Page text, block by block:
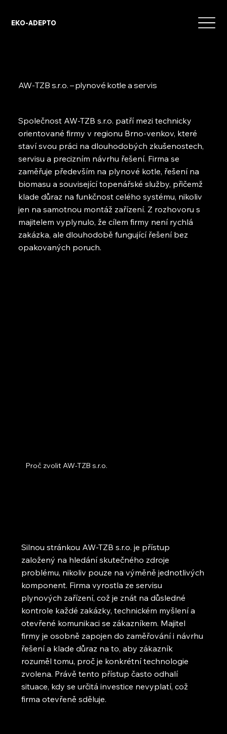
EKO-ADEPTO
AW-TZB s.r.o. – plynové kotle a servis
Společnost AW-TZB s.r.o. patří mezi technicky
orientované firmy v regionu Brno-venkov, které
staví svou práci na dlouhodobých zkušenostech,
servisu a precizním návrhu řešení. Firma se
zaměřuje především na plynové kotle, řešení na
biomasu a související topenářské služby, přičemž
klade důraz na funkčnost celého systému, nikoliv
jen na samotnou montáž zařízení. Z rozhovoru s
majitelem vyplynulo, že cílem firmy není rychlá
zakázka, ale dlouhodobě fungující řešení bez
opakovaných poruch.
Proč zvolit AW-TZB s.r.o.
Silnou stránkou AW-TZB s.r.o. je přístup
založený na hledání skutečného zdroje
problému, nikoliv pouze na výměně jednotlivých
komponent. Firma vyrostla ze servisu
plynových zařízení, což je znát na důsledné
kontrole každé zakázky, technickém myšlení a
otevřené komunikaci se zákazníkem. Majitel
firmy je osobně zapojen do zaměřování i návrhu
řešení a klade důraz na to, aby zákazník
rozuměl tomu, proč je konkrétní technologie
zvolena. Právě tento přístup často odhalí
situace, kdy se určitá investice nevyplatí, což
firma otevřeně sděluje.